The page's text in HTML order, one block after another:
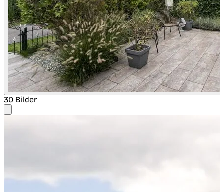
30 Bilder